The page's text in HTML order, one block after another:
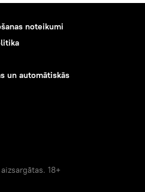
noteikumi
un automātiskās
18+